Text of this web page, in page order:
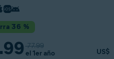
36 %
77.99
el 1er año
US$